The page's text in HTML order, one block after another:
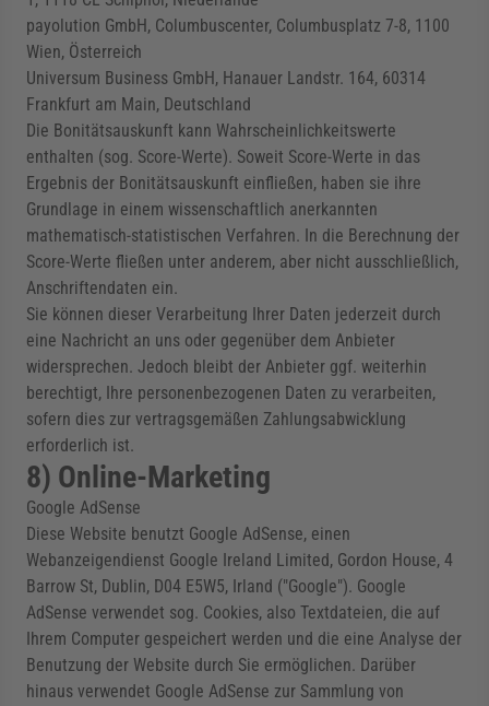
payolution GmbH, Columbuscenter, Columbusplatz 7-8, 1100
Wien, Österreich
Universum Business GmbH, Hanauer Landstr. 164, 60314
Frankfurt am Main, Deutschland
Die Bonitätsauskunft kann Wahrscheinlichkeitswerte
enthalten (sog. Score-Werte). Soweit Score-Werte in das
Ergebnis der Bonitätsauskunft einfließen, haben sie ihre
Grundlage in einem wissenschaftlich anerkannten
mathematisch-statistischen Verfahren. In die Berechnung der
Score-Werte fließen unter anderem, aber nicht ausschließlich,
Anschriftendaten ein.
Sie können dieser Verarbeitung Ihrer Daten jederzeit durch
eine Nachricht an uns oder gegenüber dem Anbieter
widersprechen. Jedoch bleibt der Anbieter ggf. weiterhin
berechtigt, Ihre personenbezogenen Daten zu verarbeiten,
sofern dies zur vertragsgemäßen Zahlungsabwicklung
erforderlich ist.
8) Online-Marketing
Google AdSense
Diese Website benutzt Google AdSense, einen
Webanzeigendienst Google Ireland Limited, Gordon House, 4
Barrow St, Dublin, D04 E5W5, Irland ("Google"). Google
AdSense verwendet sog. Cookies, also Textdateien, die auf
Ihrem Computer gespeichert werden und die eine Analyse der
Benutzung der Website durch Sie ermöglichen. Darüber
hinaus verwendet Google AdSense zur Sammlung von